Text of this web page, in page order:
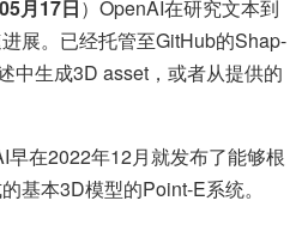
月17日）OpenAI在研究文本到
展。已经托管至GitHub的Shap-
中生成3D asset，或者从提供的
在2022年12月就发布了能够根
基本3D模型的Point-E系统。